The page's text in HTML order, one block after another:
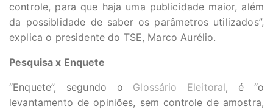
controle, para que haja uma publicidade maior, além
da possiblidade de saber os parâmetros utilizados”,
explica o presidente do TSE, Marco Aurélio.
Pesquisa x Enquete
“Enquete”, segundo o Glossário Eleitoral, é “o
levantamento de opiniões, sem controle de amostra,